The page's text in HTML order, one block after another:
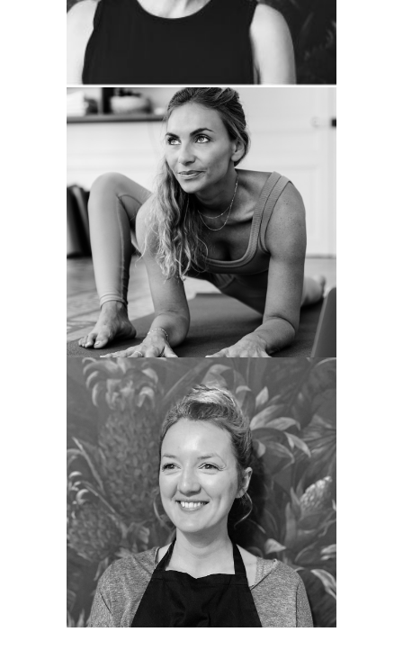
renforcement musculaire.
Bienveillante, souriante et authentique, le
partage et la transmission sont ses
maîtres mots. Embarquez pour un
véritable voyage de reconnexion à votre
corps et à votre esprit grâce à ses cours
de yoga pensés pour stimuler et réveiller
votre énergie tout en dépassant vos
limites.
Emma vous proposera des petits plats
sains, colorés et responsables, élaborés
autour des principes de la naturopathie
et cuisinés avec beaucoup d’amour. Sa
cuisine, d’inspiration ayurvédique et
méditerranéenne, se laisse volontiers
réhaussée d’épices vertueuses, d’huiles
infusées aux plantes & de supers-